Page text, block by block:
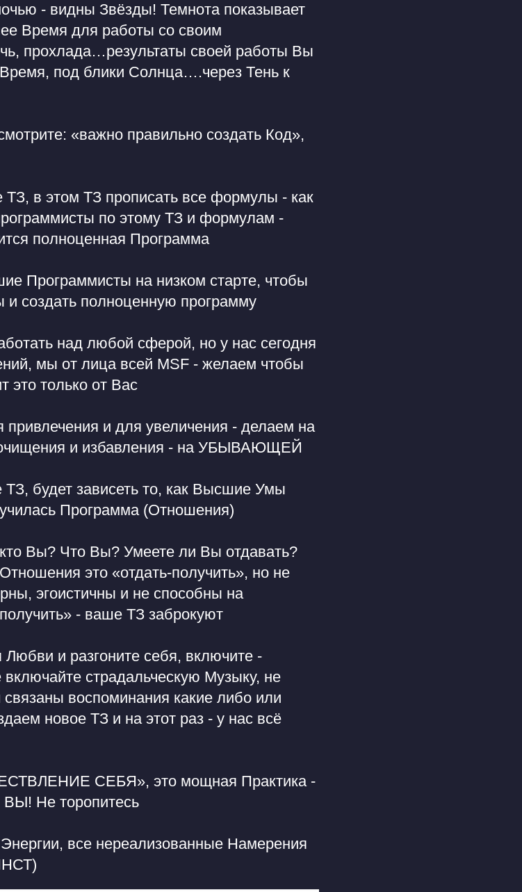
- видны Звёзды! Темнота показывает
Время для работы со своим
прохлада…результаты своей работы Вы
под блики Солнца….через Тень к
«важно правильно создать Код»,
ТЗ, в этом ТЗ прописать все формулы - как
по этому ТЗ и формулам -
полноценная Программа
Программисты на низком старте, чтобы
и создать полноценную программу
над любой сферой, но у нас сегодня
мы от лица всей MSF - желаем чтобы
это только от Вас
и для увеличения - делаем на
и избавления - на УБЫВАЮЩЕЙ
ТЗ, будет зависеть то, как Высшие Умы
Программа (Отношения)
Вы? Что Вы? Умеете ли Вы отдавать?
это «отдать-получить», но не
эгоистичны и не способны на
- ваше ТЗ заброкуют
и разгоните себя, включите -
страдальческую Музыку, не
воспоминания какие либо или
новое ТЗ и на этот раз - у нас всё
СЕБЯ», это мощная Практика -
Не торопитесь
все нереализованные Намерения